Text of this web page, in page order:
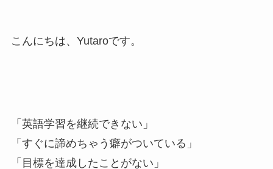
こんにちは、Yutaroです。
「英語学習を継続できない」
「すぐに諦めちゃう癖がついている」
「目標を達成したことがない」